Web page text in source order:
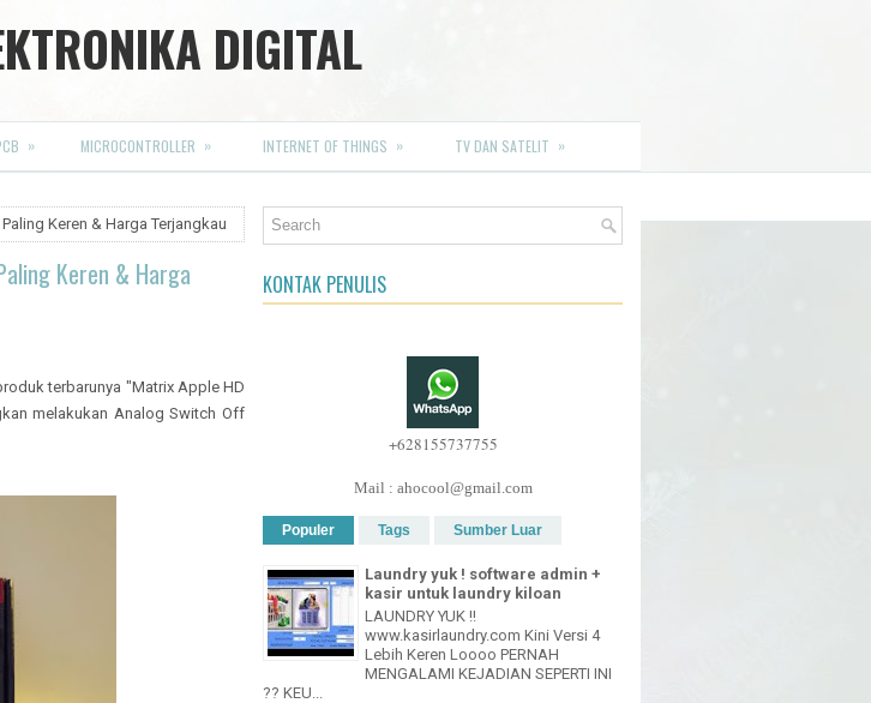
DIGITAL
» MICROCONTROLLER » INTERNET OF THINGS » TV DAN SATELIT »
Keren & Harga Terjangkau
Keren & Harga
terbarunya "Matrix Apple HD
melakukan Analog Switch Off
KONTAK PENULIS
+628155737755
Mail : ahocool@gmail.com
Populer Tags Sumber Luar
Laundry yuk ! software admin +
kasir untuk laundry kiloan
LAUNDRY YUK !!
www.kasirlaundry.com Kini Versi 4
Lebih Keren Loooo PERNAH
MENGALAMI KEJADIAN SEPERTI INI
?? KEU...